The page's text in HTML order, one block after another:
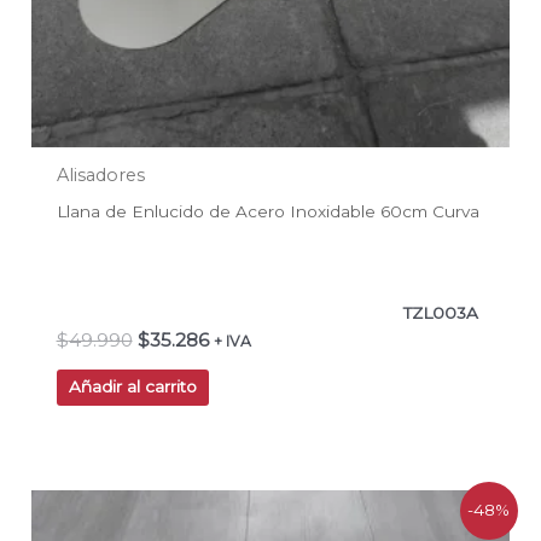
Alisadores
Llana de Enlucido de Acero Inoxidable 60cm Curva
TZL003A
$49.990 $35.286 + IVA
Añadir al carrito
-48%